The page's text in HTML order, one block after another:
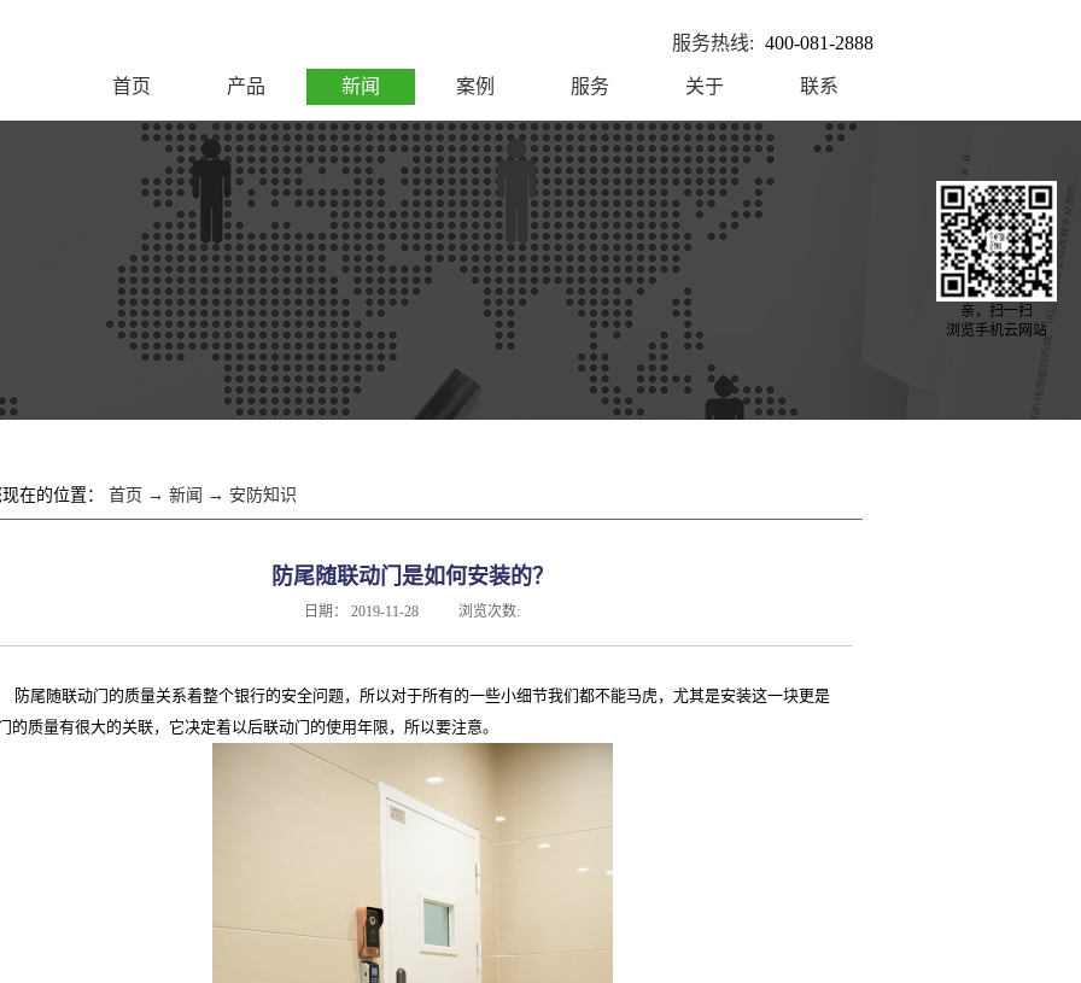
服务热线: 400-081-2888
首页 产品 新闻 案例 服务 关于 联系
在的位置： 首页 → 新闻 → 安防知识
防尾随联动门是如何安装的？
日期： 2019-11-28 浏览次数:
防尾随联动门的质量关系着整个银行的安全问题，所以对于所有的一些小细节我们都不能马虎，尤其是安装这一块更是
的质量有很大的关联，它决定着以后联动门的使用年限，所以要注意。
亲，扫一扫
浏览手机云网站